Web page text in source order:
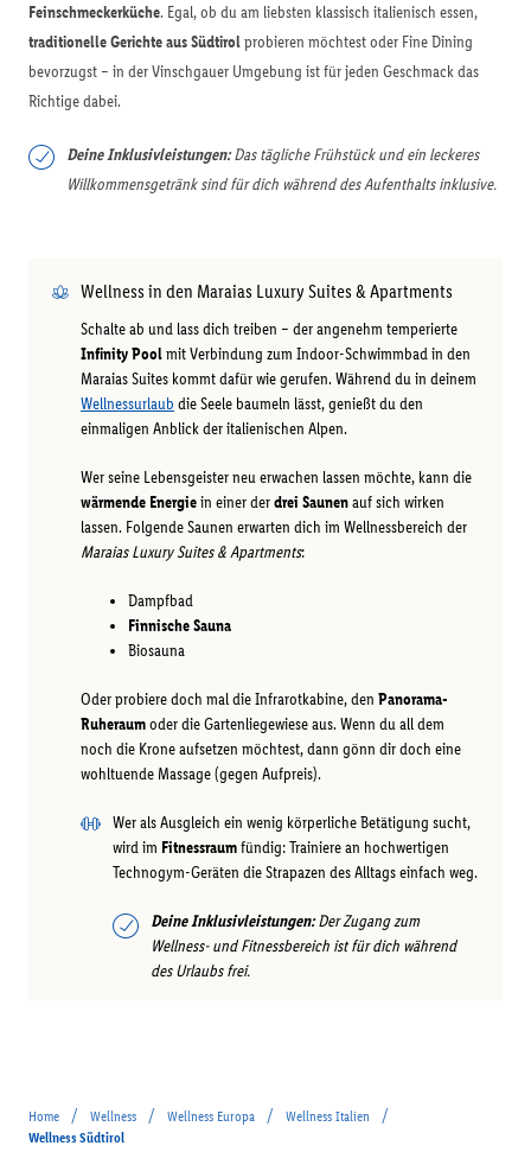
Feinschmeckerküche. Egal, ob du am liebsten klassisch italienisch essen,
traditionelle Gerichte aus Südtirolprobieren möchtest oder Fine Dining
bevorzugst – in der Vinschgauer Umgebung ist für jeden Geschmack das
Richtige dabei.
Deine Inklusivleistungen:Das tägliche Frühstück und ein leckeres
Willkommensgetränk sind für dich während des Aufenthalts inklusive.
Wellness in den Maraias Luxury Suites & Apartments
Schalte ab und lass dich treiben – der angenehm temperierte
Infinity Poolmit Verbindung zum Indoor-Schwimmbad in den
Maraias Suites kommt dafür wie gerufen. Während du in deinem
Wellnessurlaub die Seele baumeln lässt, genießt du den
einmaligen Anblick der italienischen Alpen.
Wer seine Lebensgeister neu erwachen lassen möchte, kann die
wärmende Energiein einer derdrei Saunenauf sich wirken
lassen. Folgende Saunen erwarten dich im Wellnessbereich der
Maraias Luxury Suites & Apartments:
Dampfbad
Finnische Sauna
Biosauna
Oder probiere doch mal die Infrarotkabine, den Panorama-
Ruheraumoder die Gartenliegewiese aus. Wenn du all dem
noch die Krone aufsetzen möchtest, dann gönn dir doch eine
wohltuende Massage (gegen Aufpreis).
Wer als Ausgleich ein wenig körperliche Betätigung sucht,
wird im Fitnessraumfündig: Trainiere an hochwertigen
Technogym-Geräten die Strapazen des Alltags einfach weg.
Deine Inklusivleistungen:Der Zugang zum
Wellness- und Fitnessbereich ist für dich während
des Urlaubs frei.
Home / Wellness / Wellness Europa / Wellness Italien /
Wellness Südtirol